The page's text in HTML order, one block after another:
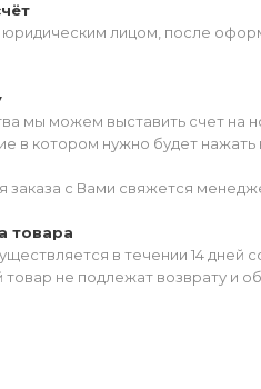
лицом, после
мы можем выставить счет на
в котором нужно будет нажать
с Вами свяжется
товара
в течении 14 дней
не подлежат возврату и